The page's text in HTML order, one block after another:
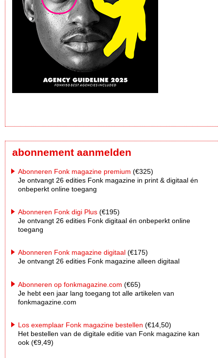
abonnement aanmelden
Abonneren Fonk magazine premium (€325)
Je ontvangt 26 edities Fonk magazine in print & digitaal én
onbeperkt online toegang
Abonneren Fonk digi Plus (€195)
Je ontvangt 26 edities Fonk digitaal én onbeperkt online
toegang
Abonneren Fonk magazine digitaal (€175)
Je ontvangt 26 edities Fonk magazine alleen digitaal
Abonneren op fonkmagazine.com (€65)
Je hebt een jaar lang toegang tot alle artikelen van
fonkmagazine.com
Los exemplaar Fonk magazine bestellen (€14,50)
Het bestellen van de digitale editie van Fonk magazine kan
ook (€9,49)